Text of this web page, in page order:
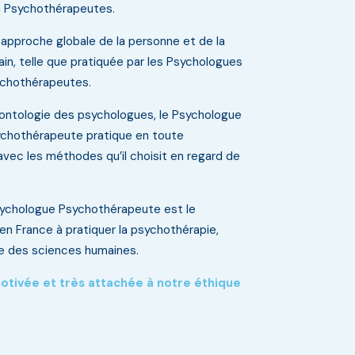
globale de la personne et de la
telle que pratiquée par les Psychologues
des psychologues, le Psychologue
pratique en toute
les méthodes qu’il choisit en regard de
Psychothérapeute est le
France à pratiquer la psychothérapie,
des sciences humaines.
et très attachée à notre éthique